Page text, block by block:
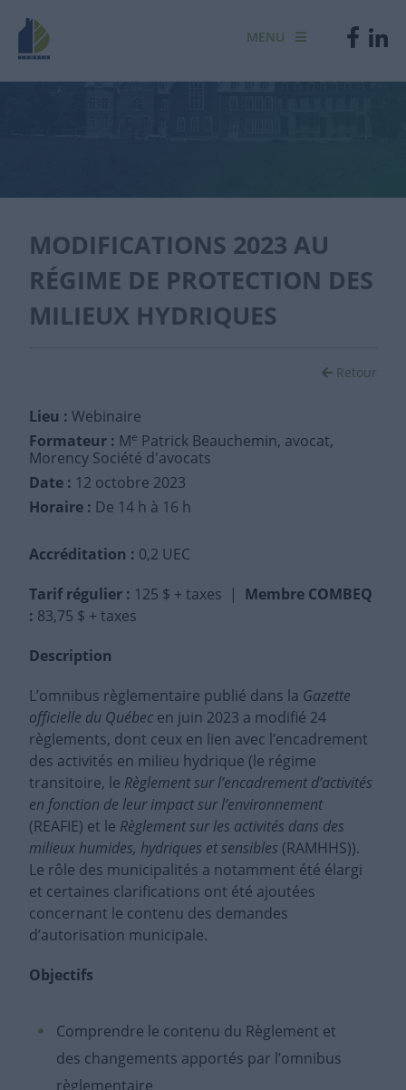
MENU
MODIFICATIONS 2023 AU
RÉGIME DE PROTECTION DES
MILIEUX HYDRIQUES
Retour
Lieu : Webinaire
Formateur : Me Patrick Beauchemin, avocat,
Morency Société d'avocats
Date : 12 octobre 2023
Horaire : De 14 h à 16 h
Accréditation : 0,2 UEC
Tarif régulier : 125 $ + taxes | Membre COMBEQ
: 83,75 $ + taxes
Description
L’omnibus règlementaire publié dans la Gazette
officielle du Québec en juin 2023 a modifié 24
règlements, dont ceux en lien avec l’encadrement
des activités en milieu hydrique (le régime
transitoire, le Règlement sur l’encadrement d’activités
en fonction de leur impact sur l’environnement
(REAFIE) et le Règlement sur les activités dans des
milieux humides, hydriques et sensibles (RAMHHS)).
Le rôle des municipalités a notamment été élargi
et certaines clarifications ont été ajoutées
concernant le contenu des demandes
d’autorisation municipale.
Objectifs
Comprendre le contenu du Règlement et
des changements apportés par l’omnibus
règlementaire